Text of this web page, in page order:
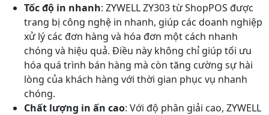
Tốc độ in nhanh: ZYWELL ZY303 từ ShopPOS được
trang bị công nghệ in nhanh, giúp các doanh nghiệp
xử lý các đơn hàng và hóa đơn một cách nhanh
chóng và hiệu quả. Điều này không chỉ giúp tối ưu
hóa quá trình bán hàng mà còn tăng cường sự hài
lòng của khách hàng với thời gian phục vụ nhanh
chóng.
Chất lượng in ấn cao: Với độ phân giải cao, ZYWELL